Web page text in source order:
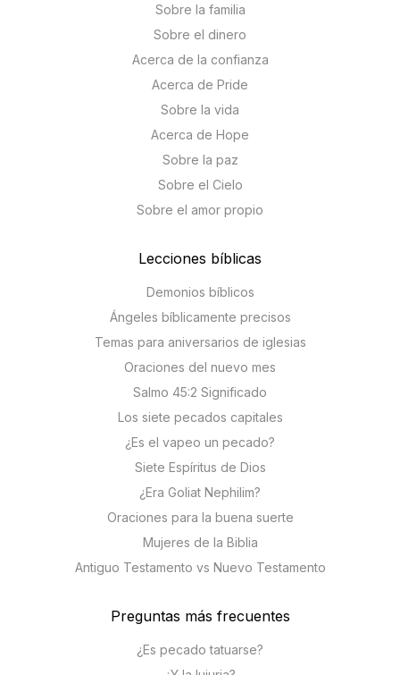
Sobre la familia
Sobre el dinero
Acerca de la confianza
Acerca de Pride
Sobre la vida
Acerca de Hope
Sobre la paz
Sobre el Cielo
Sobre el amor propio
Lecciones bíblicas
Demonios bíblicos
Ángeles bíblicamente precisos
Temas para aniversarios de iglesias
Oraciones del nuevo mes
Salmo 45:2 Significado
Los siete pecados capitales
¿Es el vapeo un pecado?
Siete Espíritus de Dios
¿Era Goliat Nephilim?
Oraciones para la buena suerte
Mujeres de la Biblia
Antiguo Testamento vs Nuevo Testamento
Preguntas más frecuentes
¿Es pecado tatuarse?